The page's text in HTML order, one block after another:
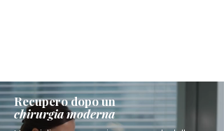
Recupero dopo un
chirurgia moderna